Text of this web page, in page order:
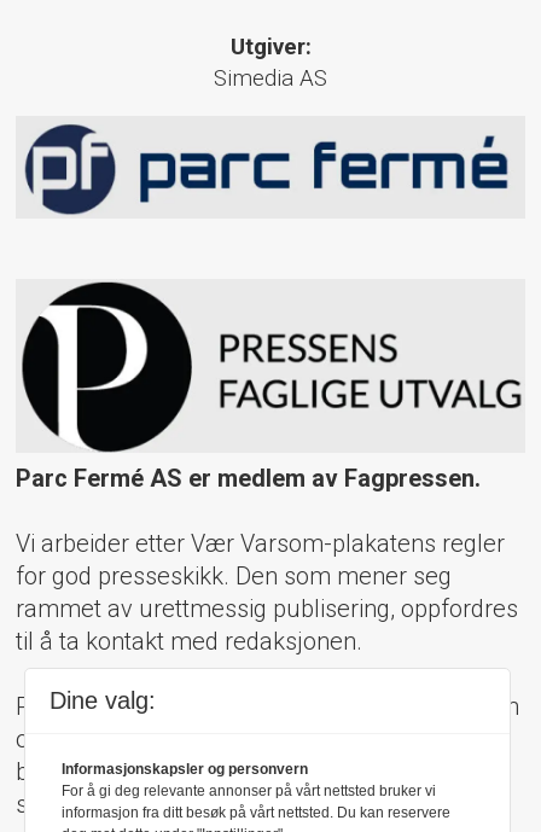
Utgiver:
Simedia AS
Parc Fermé AS er medlem av Fagpressen.
Vi arbeider etter Vær Varsom-plakatens regler
for god presseskikk. Den som mener seg
rammet av urettmessig publisering, oppfordres
til å ta kontakt med redaksjonen.
Pressens Faglige Utvalg (PFU) er et klageorgan
oppnevnt av Norsk Presseforbund som
behandler klager mot mediene i presseetiske
spørsmål.
Dine valg:
Informasjonskapsler og personvern
For å gi deg relevante annonser på vårt nettsted bruker vi
informasjon fra ditt besøk på vårt nettsted. Du kan reservere